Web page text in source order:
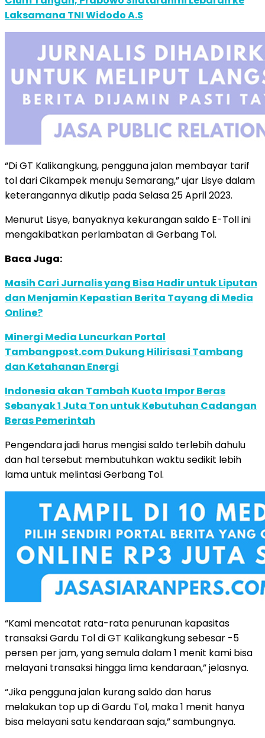
Laksamana TNI Widodo A.S
“Di GT Kalikangkung, pengguna jalan membayar tarif
tol dari Cikampek menuju Semarang,” ujar Lisye dalam
keterangannya dikutip pada Selasa 25 April 2023.
Menurut Lisye, banyaknya kekurangan saldo E-Toll ini
mengakibatkan perlambatan di Gerbang Tol.
Baca Juga:
Masih Cari Jurnalis yang Bisa Hadir untuk Liputan
dan Menjamin Kepastian Berita Tayang di Media
Online?
Minergi Media Luncurkan Portal
Tambangpost.com Dukung Hilirisasi Tambang
dan Ketahanan Energi
Indonesia akan Tambah Kuota Impor Beras
Sebanyak 1 Juta Ton untuk Kebutuhan Cadangan
Beras Pemerintah
Pengendara jadi harus mengisi saldo terlebih dahulu
dan hal tersebut membutuhkan waktu sedikit lebih
lama untuk melintasi Gerbang Tol.
“Kami mencatat rata-rata penurunan kapasitas
transaksi Gardu Tol di GT Kalikangkung sebesar -5
persen per jam, yang semula dalam 1 menit kami bisa
melayani transaksi hingga lima kendaraan,” jelasnya.
“Jika pengguna jalan kurang saldo dan harus
melakukan top up di Gardu Tol, maka 1 menit hanya
bisa melayani satu kendaraan saja,” sambungnya.